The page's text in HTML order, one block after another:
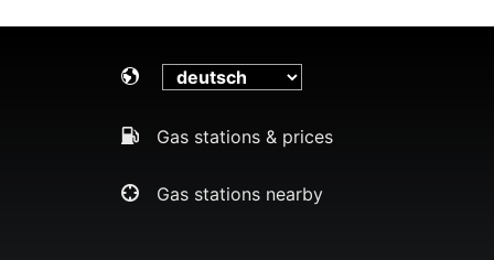
Gas stations & prices
Gas stations nearby